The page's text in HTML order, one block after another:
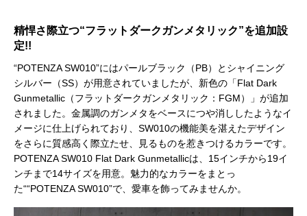
精悍さ際立つ“フラットダークガンメタリック”を追加設
定!!
“POTENZA SW010”にはパールブラック（PB）とシャイニング
シルバー（SS）が用意されていましたが、新色の「Flat Dark
Gunmetallic（フラットダークガンメタリック：FGM）」が追加
されました。金属調のガンメタをベースにつや消ししたようなイ
メージに仕上げられており、SW010の機能美を湛えたデザイン
をさらに質感高く際立たせ、見るものを惹きつけるカラーです。
POTENZA SW010 Flat Dark Gunmetallicは、15インチから19イ
ンチまで14サイズを用意。魅力的なカラーをまとっ
た““POTENZA SW010”で、愛車を飾ってみませんか。